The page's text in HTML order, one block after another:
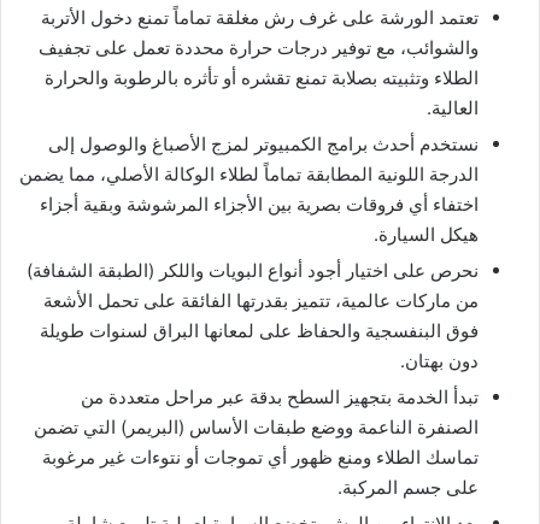
تعتمد الورشة على غرف رش مغلقة تماماً تمنع دخول الأتربة
والشوائب، مع توفير درجات حرارة محددة تعمل على تجفيف
الطلاء وتثبيته بصلابة تمنع تقشره أو تأثره بالرطوبة والحرارة
العالية.
نستخدم أحدث برامج الكمبيوتر لمزج الأصباغ والوصول إلى
الدرجة اللونية المطابقة تماماً لطلاء الوكالة الأصلي، مما يضمن
اختفاء أي فروقات بصرية بين الأجزاء المرشوشة وبقية أجزاء
هيكل السيارة.
نحرص على اختيار أجود أنواع البويات واللكر (الطبقة الشفافة)
من ماركات عالمية، تتميز بقدرتها الفائقة على تحمل الأشعة
فوق البنفسجية والحفاظ على لمعانها البراق لسنوات طويلة
دون بهتان.
تبدأ الخدمة بتجهيز السطح بدقة عبر مراحل متعددة من
الصنفرة الناعمة ووضع طبقات الأساس (البريمر) التي تضمن
تماسك الطلاء ومنع ظهور أي تموجات أو نتوءات غير مرغوبة
على جسم المركبة.